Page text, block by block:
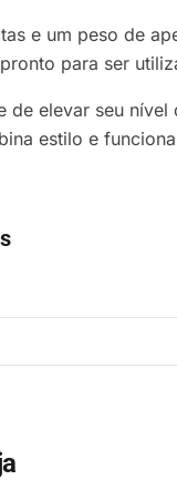
e um peso de
para ser
de elevar seu
estilo e